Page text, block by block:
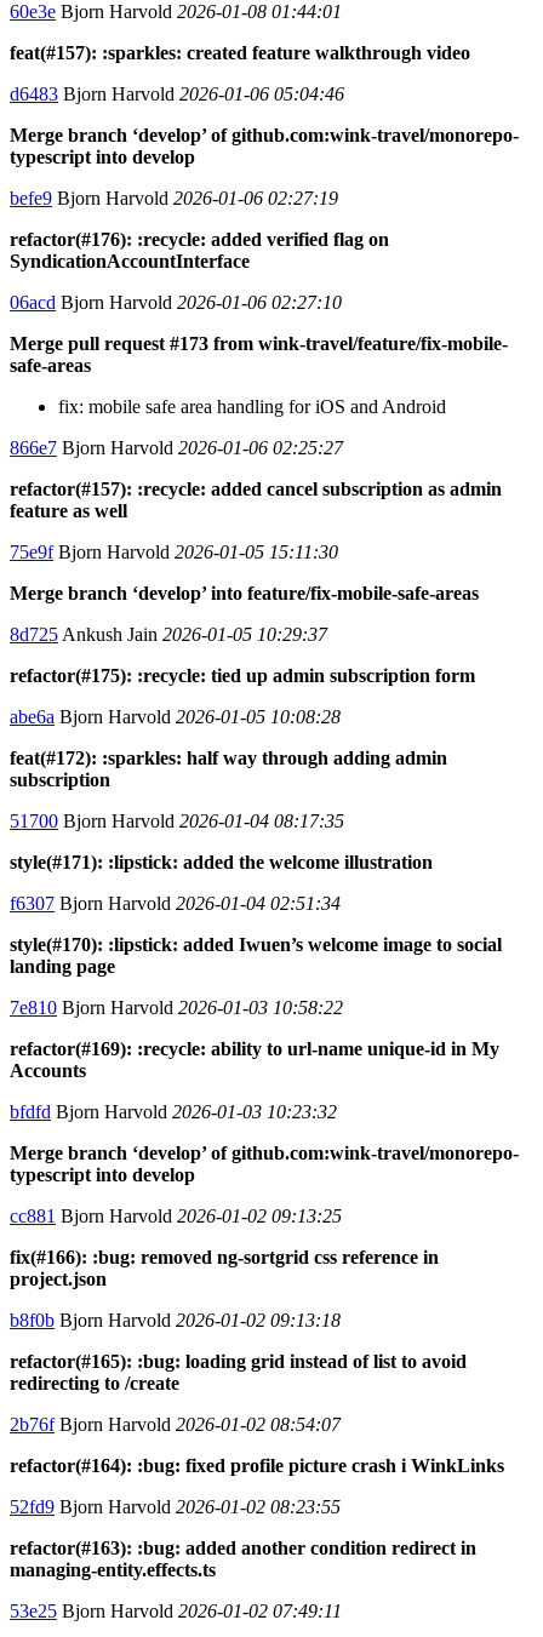
60e3e Bjorn Harvold 2026-01-08 01:44:01
feat(#157): :sparkles: created feature walkthrough video
d6483 Bjorn Harvold 2026-01-06 05:04:46
Merge branch ‘develop’ of github.com:wink-travel/monorepo-
typescript into develop
befe9 Bjorn Harvold 2026-01-06 02:27:19
refactor(#176): :recycle: added verified flag on
SyndicationAccountInterface
06acd Bjorn Harvold 2026-01-06 02:27:10
Merge pull request #173 from wink-travel/feature/fix-mobile-
safe-areas
fix: mobile safe area handling for iOS and Android
866e7 Bjorn Harvold 2026-01-06 02:25:27
refactor(#157): :recycle: added cancel subscription as admin
feature as well
75e9fBjorn Harvold 2026-01-05 15:11:30
Merge branch ‘develop’ into feature/fix-mobile-safe-areas
8d725 Ankush Jain 2026-01-05 10:29:37
refactor(#175): :recycle: tied up admin subscription form
abe6a Bjorn Harvold 2026-01-05 10:08:28
feat(#172): :sparkles: half way through adding admin
subscription
51700 Bjorn Harvold 2026-01-04 08:17:35
style(#171): :lipstick: added the welcome illustration
f6307 Bjorn Harvold 2026-01-04 02:51:34
style(#170): :lipstick: added Iwuen’s welcome image to social
landing page
7e810 Bjorn Harvold 2026-01-03 10:58:22
refactor(#169): :recycle: ability to url-name unique-id in My
Accounts
bfdfd Bjorn Harvold 2026-01-03 10:23:32
Merge branch ‘develop’ of github.com:wink-travel/monorepo-
typescript into develop
cc881 Bjorn Harvold 2026-01-02 09:13:25
fix(#166): :bug: removed ng-sortgrid css reference in
project.json
b8f0b Bjorn Harvold 2026-01-02 09:13:18
refactor(#165): :bug: loading grid instead of list to avoid
redirecting to /create
2b76fBjorn Harvold 2026-01-02 08:54:07
refactor(#164): :bug: fixed profile picture crash i WinkLinks
52fd9 Bjorn Harvold 2026-01-02 08:23:55
refactor(#163): :bug: added another condition redirect in
managing-entity.effects.ts
53e25 Bjorn Harvold 2026-01-02 07:49:11